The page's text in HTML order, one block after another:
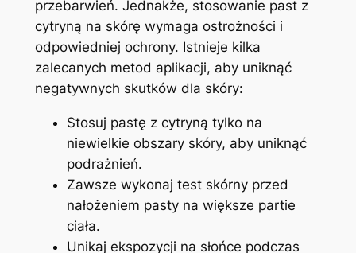
przebarwień. ​Jednakże, stosowanie past‍ z
cytryną ⁤na skórę wymaga ostrożności i
⁢odpowiedniej ochrony. Istnieje kilka‍
zalecanych ‍metod aplikacji, aby uniknąć
negatywnych skutków dla skóry:
Stosuj ​pastę z cytryną tylko⁤ na
niewielkie obszary⁢ skóry, aby uniknąć
⁤podrażnień.
Zawsze wykonaj ⁣test⁢ skórny przed
nałożeniem pasty ​na większe partie
ciała.
Unikaj ‍ekspozycji na słońce podczas⁣